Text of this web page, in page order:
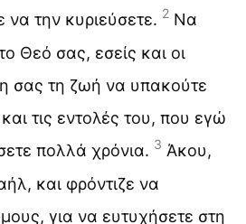
την κυριεύσετε. 2 Να
Θεό σας, εσείς και οι
σας τη ζωή να υπακούτε
τις εντολές του, που εγώ
πολλά χρόνια. 3 Άκου,
και φρόντιζε να
για να ευτυχήσετε στη